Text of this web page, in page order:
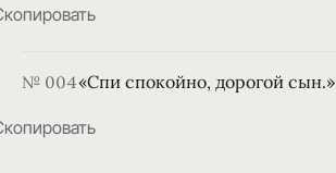
№ 004«Спи спокойно, дорогой сын.»